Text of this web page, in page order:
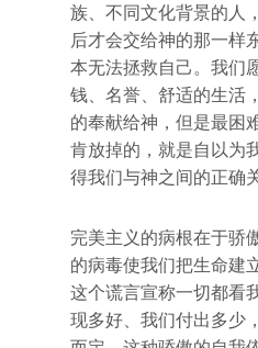
族、不同文化背景的人
后才会交给神的那一样
本无法拯救自己。我们
钱、名誉、舒适的生活
的奉献给神，但是最困
肯放掉的，就是自以为
得我们与神之间的正确
完美主义的病根在于骄
的病毒使我们把生命建
这个谎言宣称一切都看
现多好、我们付出多少